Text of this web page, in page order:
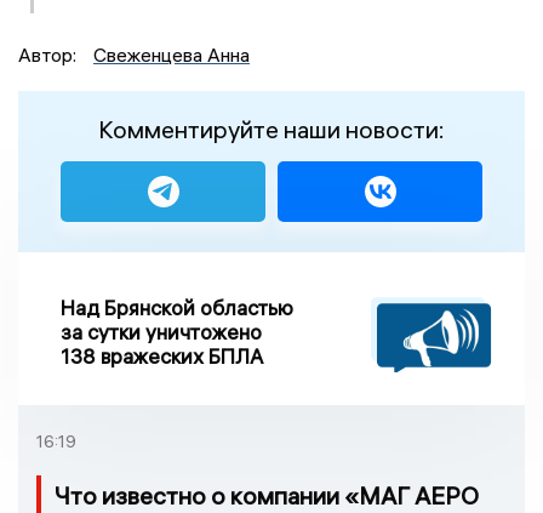
Автор: Свеженцева Анна
Комментируйте наши новости:
Над Брянской областью
за сутки уничтожено
138 вражеских БПЛА
16:19
Что известно о компании «МАГ АЕРО